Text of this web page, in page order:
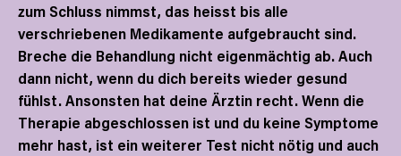
zum Schluss nimmst, das heisst bis alle
verschriebenen Medikamente aufgebraucht sind.
Breche die Behandlung nicht eigenmächtig ab. Auch
dann nicht, wenn du dich bereits wieder gesund
fühlst. Ansonsten hat deine Ärztin recht. Wenn die
Therapie abgeschlossen ist und du keine Symptome
mehr hast, ist ein weiterer Test nicht nötig und auch